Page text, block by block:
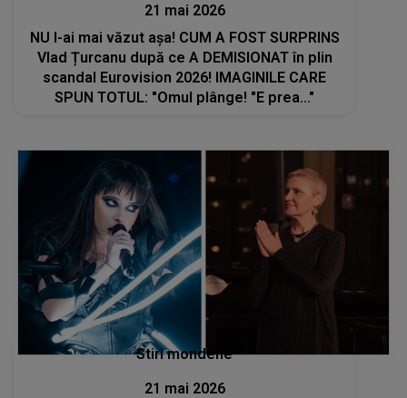
21 mai 2026
NU l-ai mai văzut așa! CUM A FOST SURPRINS
Vlad Țurcanu după ce A DEMISIONAT în plin
scandal Eurovision 2026! IMAGINILE CARE
SPUN TOTUL: "Omul plânge! "E prea..."
Stiri mondene
21 mai 2026